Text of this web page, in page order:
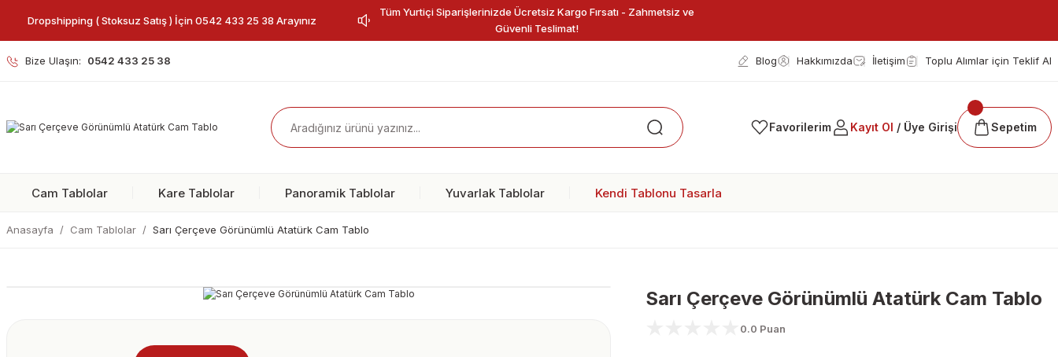
Dropshipping ( Stoksuz Satış ) İçin 0542 433 25 38 Arayınız
Tüm Yurtiçi Siparişlerinizde Ücretsiz Kargo Fırsatı - Zahmetsiz ve
Güvenli Teslimat!
Bize Ulaşın: 0542 433 25 38 Blog Hakkımızda İletişim Toplu Alımlar için Teklif Al
Favorilerim Kayıt Ol / Üye Girişi Sepetim
Cam Tablolar Kare Tablolar Panoramik Tablolar Yuvarlak Tablolar Kendi Tablonu Tasarla
Anasayfa Cam Tablolar Sarı Çerçeve Görünümlü Atatürk Cam Tablo
Sarı Çerçeve Görünümlü Atatürk Cam Tablo
0.0 Puan